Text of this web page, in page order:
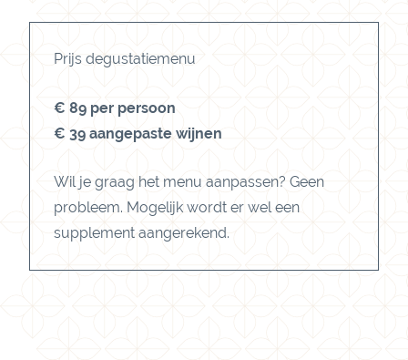
Prijs degustatiemenu
€ 89 per persoon
€ 39 aangepaste wijnen
Wil je graag het menu aanpassen? Geen
probleem. Mogelijk wordt er wel een
supplement aangerekend.